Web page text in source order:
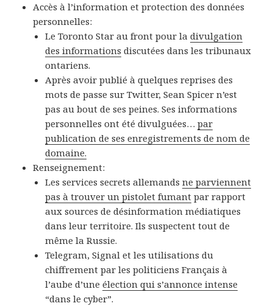
Accès à l’information et protection des données
personnelles:
Le Toronto Star au front pour ladivulgation
des informations discutées dans les tribunaux
ontariens.
Après avoir publié à quelques reprises des
mots de passe sur Twitter, Sean Spicer n’est
pas au bout de ses peines. Ses informations
personnelles ont été divulguées…par
publication de ses enregistrements de nom de
domaine.
Renseignement:
Les services secrets allemandsne parviennent
pas à trouver un pistolet fumant par rapport
aux sources de désinformation médiatiques
dans leur territoire. Ils suspectent tout de
même la Russie.
Telegram, Signal et les utilisations du
chiffrement par les politiciens Français à
l’aube d’uneélection qui s’annonce intense
“dans le cyber”.